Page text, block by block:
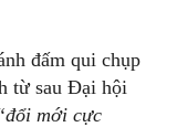
đấm qui chụp
từ sau Đại hội
mới cực